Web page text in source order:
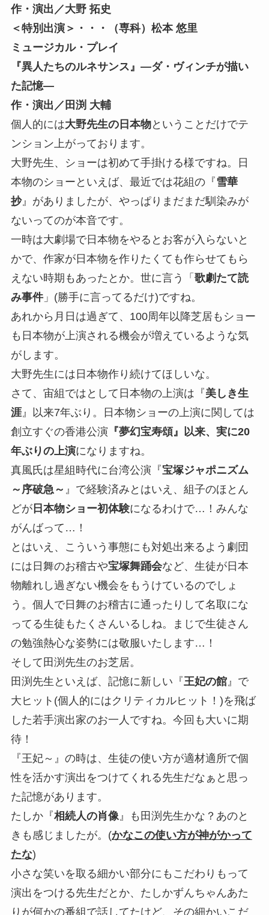
作・演出／大野 拓史
＜特別出演＞・・・（専科）松本 悠里
ミュージカル・プレイ
『異人たちのルネサンス』—ダ・ヴィンチが描い
た記憶—
作・演出／田渕 大輔
個人的には大野先生の日本物ということだけでテ
ンション上がっております。
大野先生、ショーは初めて手掛ける様ですね。日
本物のショーといえば、最近では花組の『雪華
抄』がありましたが、やっぱりまだまだ馴染みが
ないってのが本音です。
一時は大劇場で日本物をやるとお客が入らないと
かで、作家が日本物を作りたくても作らせてもら
えない時期もあったとか。世に言う「 歌劇たて読
み事件」(勝手に言ってるだけ)ですね。
あれから月日は過ぎて、100周年以降芝居もショー
も日本物が上演される機会が増えているような気
がします。
大野先生には日本物作り続けてほしいな。
さて、宙組ではとして日本物の上演は『美しき生
涯』以来7年ぶり。日本物ショーの上演に関しては
創立すぐの香港公演 『夢幻宝寿頌』以来、実に20
年ぶりの上演になりますね。
真風氏は星組時代に台湾公演『宝塚ジャポニズム
～序破急～ 』で経験済みとはいえ、組子のほとん
どが日本物ショー初体験になるわけで…！みんな
がんばって…！
とはいえ、こういう事態にも対処出来るよう劇団
には日舞のお稽古や宝塚舞踊会など、生徒が日本
物離れし過ぎない機会をもうけているのでしょ
う。個人で日舞のお稽古に通ったりして名取にな
ってる生徒もたくさんいるしね。まじで生徒さん
の勉強熱心な姿勢には敬服いたします…！
そして田渕先生のお芝居。
田渕先生といえば、記憶に新しい『王妃の館』で
大ヒット(個人的にはクリティカルヒット！)を飛ば
した若手演出家のお一人ですね。今回も大いに期
待！
『王妃～』の時は、生徒の使い方が適材適所で個
性を活かす演出をつけてくれる先生だなぁと思っ
た記憶があります。
たしか『相続人の肖像』も田渕先生かな？あのと
きも感じましたが。(かなこの使い方が神がかって
たな)
小さな笑いを取る細かい部分にもこだわりもって
演出をつける先生だとか、たしかずんちゃんあた
りが何かの番組で話してたけど、その細かいこだ